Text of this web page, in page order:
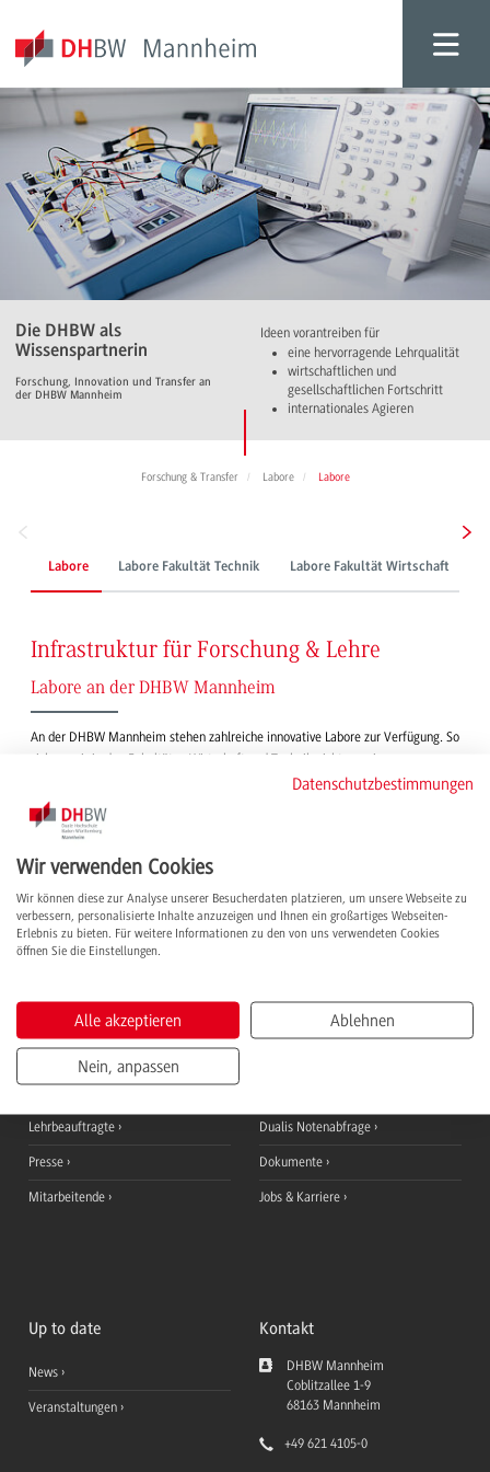
Die DHBW als
Wissenspartnerin
Forschung, Innovation und Transfer an
der DHBW Mannheim
Ideen vorantreiben für
eine hervorragende Lehrqualität
wirtschaftlichen und
gesellschaftlichen Fortschritt
internationales Agieren
Forschung & Transfer Labore Labore
Labore Labore Fakultät Technik Labore Fakultät Wirtschaft
Infrastruktur für Forschung & Lehre
Labore an der DHBW Mannheim
An der DHBW Mannheim stehen zahlreiche innovative Labore zur Verfügung. So
sichern wir in den Fakultäten Wirtschaft und Technik nicht nur ein
anwendungsorientiertes Studium mit besonderem Praxisbezug, sondern bieten
Forschenden auch eine exzellente Infrastruktur für zukunftsträchtige Projekte.
Studieninteressierte
Studierende
Lehrbeauftragte
Presse
Mitarbeitende
Ansprechpersonen
Dualis Notenabfrage
Dokumente
Jobs & Karriere
Up to date
News
Veranstaltungen
Kontakt
DHBW Mannheim
Coblitzallee 1-9
68163 Mannheim
+49 621 4105-0
Datenschutzbestimmungen
Wir verwenden Cookies
Wir können diese zur Analyse unserer Besucherdaten platzieren, um unsere Webseite zu
verbessern, personalisierte Inhalte anzuzeigen und Ihnen ein großartiges Webseiten-
Erlebnis zu bieten. Für weitere Informationen zu den von uns verwendeten Cookies
öffnen Sie die Einstellungen.
Alle akzeptieren Ablehnen
Nein, anpassen